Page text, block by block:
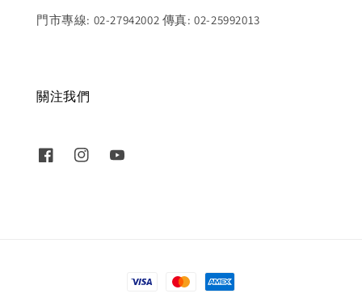
門市專線: 02-27942002 傳真: 02-25992013
關注我們